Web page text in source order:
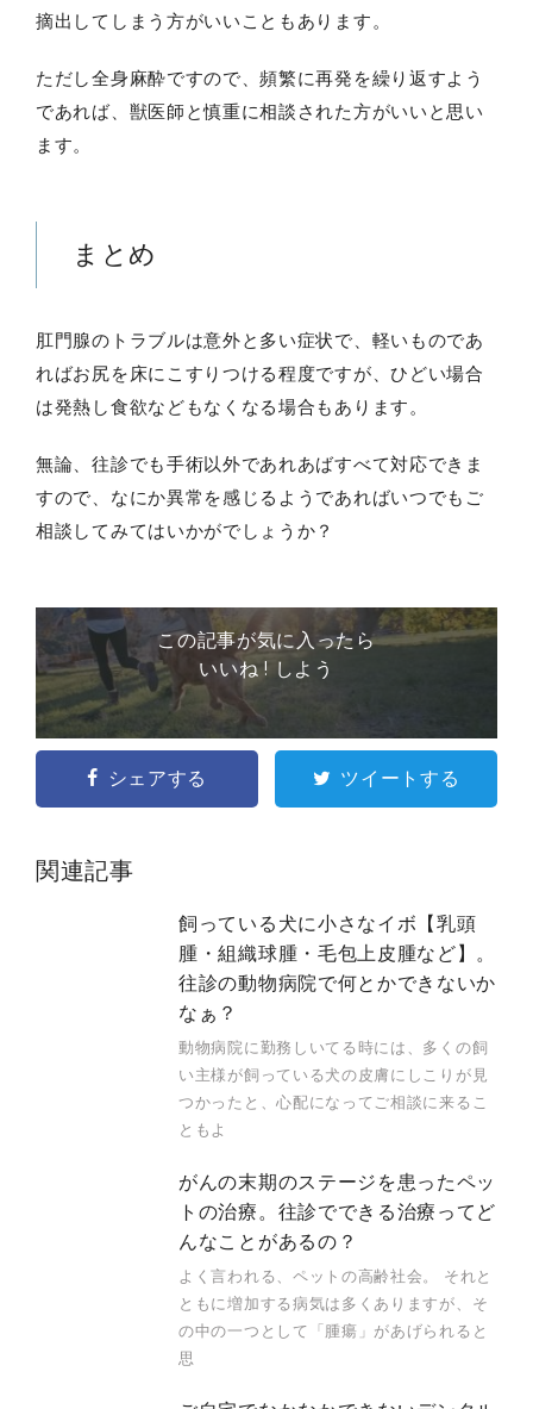
摘出してしまう方がいいこともあります。
ただし全身麻酔ですので、頻繁に再発を繰り返すよう
であれば、獣医師と慎重に相談された方がいいと思い
ます。
まとめ
肛門腺のトラブルは意外と多い症状で、軽いものであ
ればお尻を床にこすりつける程度ですが、ひどい場合
は発熱し食欲などもなくなる場合もあります。
無論、往診でも手術以外であれあばすべて対応できま
すので、なにか異常を感じるようであればいつでもご
相談してみてはいかがでしょうか？
この記事が気に入ったら
いいね ! しよう
シェアする ツイートする
関連記事
飼っている犬に小さなイボ【乳頭
腫・組織球腫・毛包上皮腫など】。
往診の動物病院で何とかできないか
なぁ？
動物病院に勤務しいてる時には、多くの飼
い主様が飼っている犬の皮膚にしこりが見
つかったと、心配になってご相談に来るこ
ともよ
がんの末期のステージを患ったペッ
トの治療。往診でできる治療ってど
んなことがあるの？
よく言われる、ペットの高齢社会。 それと
ともに増加する病気は多くありますが、そ
の中の一つとして「腫瘍」があげられると
思